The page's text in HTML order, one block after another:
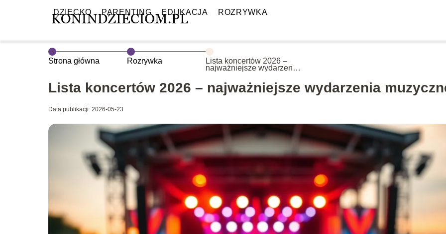
DZIECKO PARENTING EDUKACJA ROZRYWKA
Strona główna Rozrywka
Lista koncertów 2026 –
najważniejsze wydarzenia
Lista koncertów 2026 – najważniejsze wydarzenia
Data publikacji: 2026-05-23